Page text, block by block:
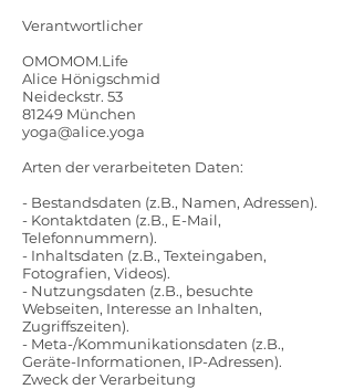
Verantwortlicher
OMOMOM.Life
Alice Hönigschmid
Neideckstr. 53
81249 München
yoga@alice.yoga
Arten der verarbeiteten Daten:
- Bestandsdaten (z.B., Namen, Adressen).
- Kontaktdaten (z.B., E-Mail,
Telefonnummern).
- Inhaltsdaten (z.B., Texteingaben,
Fotografien, Videos).
- Nutzungsdaten (z.B., besuchte
Webseiten, Interesse an Inhalten,
Zugriffszeiten).
- Meta-/Kommunikationsdaten (z.B.,
Geräte-Informationen, IP-Adressen).
Zweck der Verarbeitung